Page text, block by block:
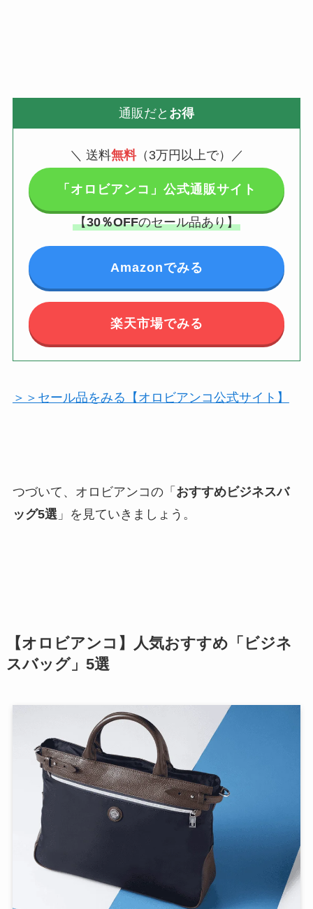
通販だと お得
＼ 送料無料（3万円以上で）／
「オロビアンコ」公式通販サイト
【30％OFFのセール品あり】
Amazonでみる
楽天市場でみる
＞＞セール品をみる【オロビアンコ公式サイト】
つづいて、オロビアンコの「 おすすめビジネスバ
ッグ5選」を見ていきましょう。
【オロビアンコ】人気おすすめ「ビジネ
スバッグ」5選